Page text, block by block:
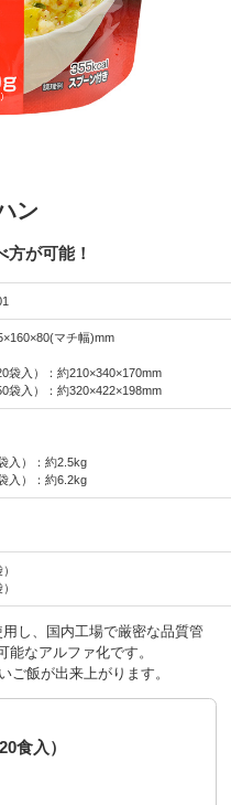
ン
が可能！
マチ幅)mm
袋入）：約210×340×170mm
袋入）：約320×422×198mm
入）：約2.5kg
入）：約6.2kg
し、国内工場で厳密な品質管
なアルファ化です。
ご飯が出来上がります。
食入）